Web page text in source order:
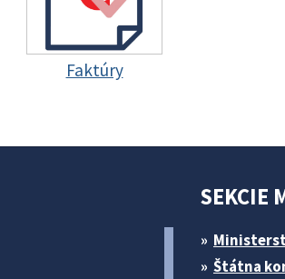
Faktúry
SEKCIE
Štátna